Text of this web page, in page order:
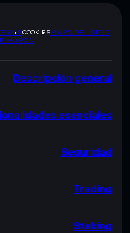
COOKIESMAPA DEL SITIO
MARCA
Descripción general
esenciales
Seguridad
Trading
Staking